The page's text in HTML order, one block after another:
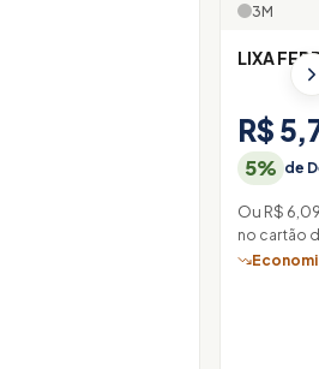
3M
LIXA
R$
5% de
Ou R$
no cartão